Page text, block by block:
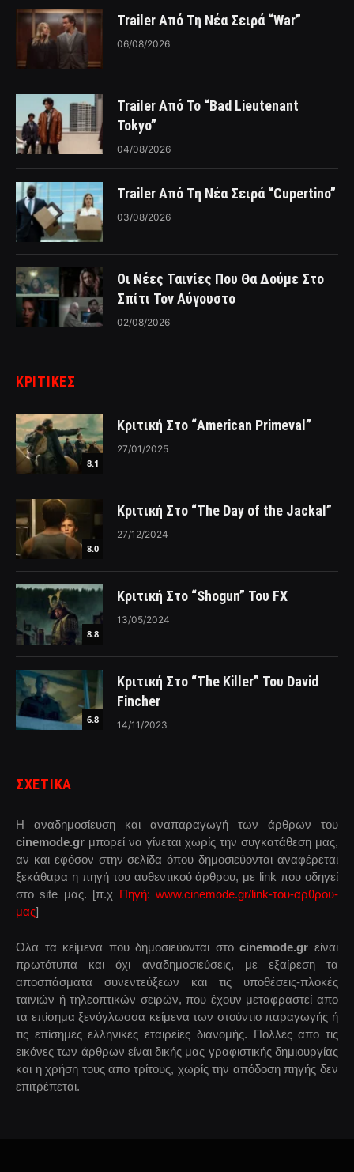
Trailer Από Τη Νέα Σειρά “War”
06/08/2026
Trailer Από Το “Bad Lieutenant
Tokyo”
04/08/2026
Trailer Από Τη Νέα Σειρά “Cupertino”
03/08/2026
Οι Νέες Ταινίες Που Θα Δούμε Στο
Σπίτι Τον Αύγουστο
02/08/2026
ΚΡΙΤΙΚΈΣ
8.1
Κριτική Στο “American Primeval”
27/01/2025
8.0
Κριτική Στο “The Day of the Jackal”
27/12/2024
8.8
Κριτική Στο “Shogun” Του FX
13/05/2024
6.8
Κριτική Στο “The Killer” Του David
Fincher
14/11/2023
ΣΧΕΤΙΚΑ
Η αναδημοσίευση και αναπαραγωγή των άρθρων του
cinemode.gr μπορεί να γίνεται χωρίς την συγκατάθεση μας,
αν και εφόσον στην σελίδα όπου δημοσιεύονται αναφέρεται
ξεκάθαρα η πηγή του αυθεντικού άρθρου, με link που οδηγεί
στο site μας. [π.χ Πηγή: www.cinemode.gr/link-του-αρθρου-
μας]
Ολα τα κείμενα που δημοσιεύονται στοcinemode.gr είναι
πρωτότυπα και όχι αναδημοσιεύσεις, με εξαίρεση τα
αποσπάσματα συνεντεύξεων και τις υποθέσεις-πλοκές
ταινιών ή τηλεοπτικών σειρών, που έχουν μεταφραστεί απο
τα επίσημα ξενόγλωσσα κείμενα των στούντιο παραγωγής ή
τις επίσημες ελληνικές εταιρείες διανομής. Πολλές απο τις
εικόνες των άρθρων είναι δικής μας γραφιστικής δημιουργίας
και η χρήση τους απο τρίτους, χωρίς την απόδοση πηγής δεν
επιτρέπεται.